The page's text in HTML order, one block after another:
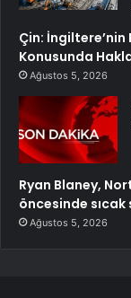
Çin: İngiltere’nin
Konusunda
Ağustos 5, 2026
Ryan Blaney,
öncesinde
Ağustos 5, 2026